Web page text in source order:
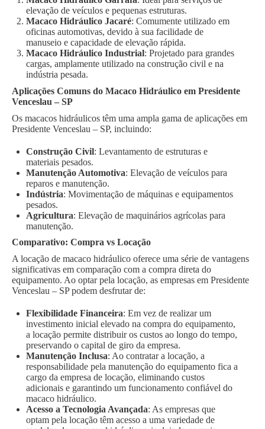
elevação de veículos e pequenas estruturas.
Macaco Hidráulico Jacaré: Comumente utilizado em
oficinas automotivas, devido à sua facilidade de
manuseio e capacidade de elevação rápida.
Macaco Hidráulico Industrial: Projetado para grandes
cargas, amplamente utilizado na construção civil e na
indústria pesada.
Aplicações Comuns do Macaco Hidráulico em Presidente
Venceslau – SP
Os macacos hidráulicos têm uma ampla gama de aplicações em
Presidente Venceslau – SP, incluindo:
Construção Civil: Levantamento de estruturas e
materiais pesados.
Manutenção Automotiva: Elevação de veículos para
reparos e manutenção.
Indústria: Movimentação de máquinas e equipamentos
pesados.
Agricultura: Elevação de maquinários agrícolas para
manutenção.
Comparativo: Compra vs Locação
A locação de macaco hidráulico oferece uma série de vantagens
significativas em comparação com a compra direta do
equipamento. Ao optar pela locação, as empresas em Presidente
Venceslau – SP podem desfrutar de:
Flexibilidade Financeira: Em vez de realizar um
investimento inicial elevado na compra do equipamento,
a locação permite distribuir os custos ao longo do tempo,
preservando o capital de giro da empresa.
Manutenção Inclusa: Ao contratar a locação, a
responsabilidade pela manutenção do equipamento fica a
cargo da empresa de locação, eliminando custos
adicionais e garantindo um funcionamento confiável do
macaco hidráulico.
Acesso a Tecnologia Avançada: As empresas que
optam pela locação têm acesso a uma variedade de